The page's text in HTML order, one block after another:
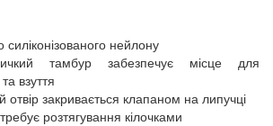
силіконізованого нейлону
тамбур забезпечує місце для
взуття
отвір закривається клапаном на липучці
розтягування кілочками